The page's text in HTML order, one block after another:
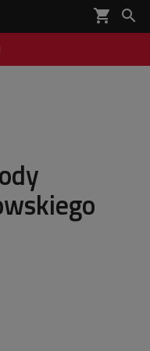
shopping_cart 
